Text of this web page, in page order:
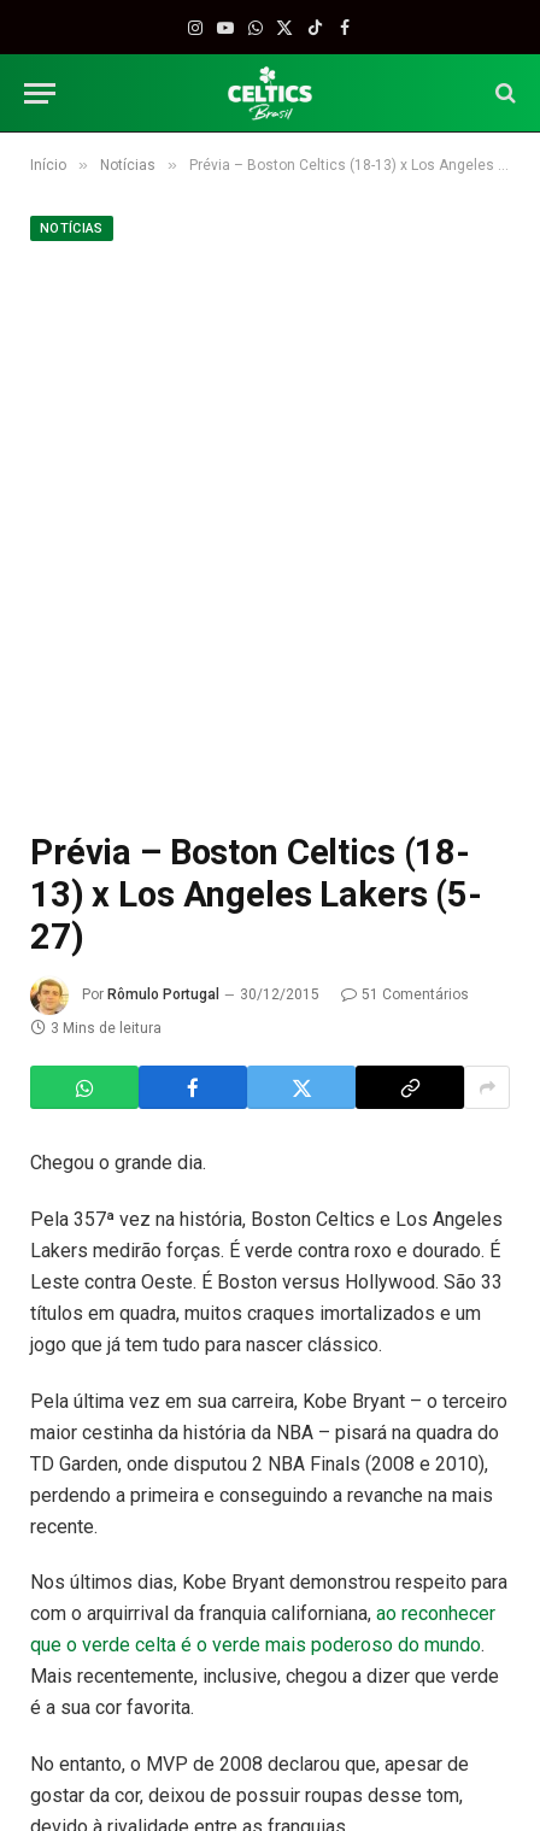
Instagram
YouTube
WhatsApp
X
TikTokFacebook
Início » Notícias » Prévia – Boston Celtics (18-13) x Los Angeles Lakers (5-27)
NOTÍCIAS
Prévia – Boston Celtics (18-
13) x Los Angeles Lakers (5-
27)
Por Rômulo Portugal 30/12/2015
51 Comentários
3 Mins de leitura
Chegou o grande dia.
Pela 357ª vez na história, Boston Celtics e Los Angeles
Lakers medirão forças. É verde contra roxo e dourado. É
Leste contra Oeste. É Boston versus Hollywood. São 33
títulos em quadra, muitos craques imortalizados e um
jogo que já tem tudo para nascer clássico.
Pela última vez em sua carreira, Kobe Bryant – o terceiro
maior cestinha da história da NBA – pisará na quadra do
TD Garden, onde disputou 2 NBA Finals (2008 e 2010),
perdendo a primeira e conseguindo a revanche na mais
recente.
Nos últimos dias, Kobe Bryant demonstrou respeito para
com o arquirrival da franquia californiana, ao reconhecer
que o verde celta é o verde mais poderoso do mundo.
Mais recentemente, inclusive, chegou a dizer que verde
é a sua cor favorita.
No entanto, o MVP de 2008 declarou que, apesar de
gostar da cor, deixou de possuir roupas desse tom,